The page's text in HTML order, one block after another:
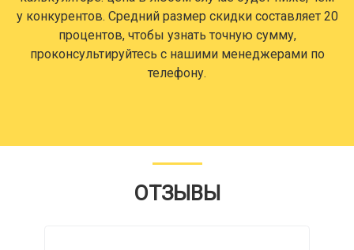
у конкурентов. Средний размер скидки составляет 20
процентов, чтобы узнать точную сумму,
проконсультируйтесь с нашими менеджерами по
телефону.
ОТЗЫВЫ